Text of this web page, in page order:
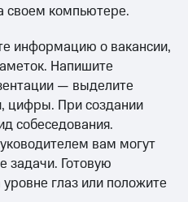
своем компьютере.
информацию о вакансии,
Напишите
— выделите
цифры. При создании
собеседования.
вам могут
задачи. Готовую
глаз или положите